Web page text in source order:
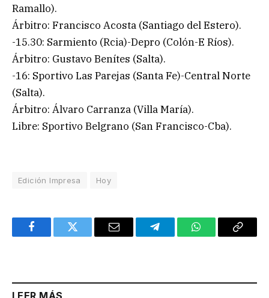
Ramallo).
Árbitro: Francisco Acosta (Santiago del Estero).
-15.30: Sarmiento (Rcia)-Depro (Colón-E Ríos).
Árbitro: Gustavo Benítes (Salta).
-16: Sportivo Las Parejas (Santa Fe)-Central Norte
(Salta).
Árbitro: Álvaro Carranza (Villa María).
Libre: Sportivo Belgrano (San Francisco-Cba).
Edición Impresa Hoy
FacebookTwitter Email TelegramWhatsAppCopy
LEER MÁS